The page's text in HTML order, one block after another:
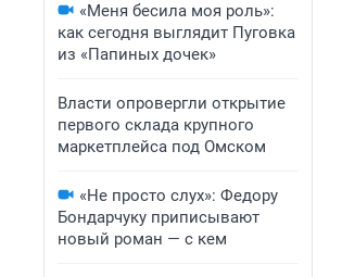
«Меня бесила моя роль»:
как сегодня выглядит Пуговка
из «Папиных дочек»
Власти опровергли открытие
первого склада крупного
маркетплейса под Омском
«Не просто слух»: Федору
Бондарчуку приписывают
новый роман — с кем